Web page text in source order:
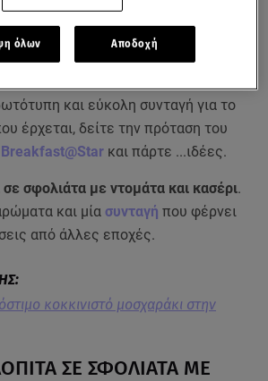
και εύκολη συνταγή για το
έρχεται, δείτε την πρόταση του
Breakfast@Star και πάρτε ...ιδέες.
σφολιάτα με ντομάτα και κασέρι.
και μία συνταγή που φέρνει
από άλλες εποχές.
κοκκινιστό μοσχαράκι στην
ΣΕ ΣΦΟΛΙΑΤΑ ΜΕ
όλων Αποδοχή